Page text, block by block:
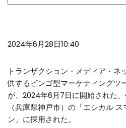
2024年6月28日10:40
トランザクション・メディア・ネ
供するビンゴ型マーケティングツ
が、2024年6月7日に開始された
（兵庫県神戸市）の「エシカル
ン」に採用された。